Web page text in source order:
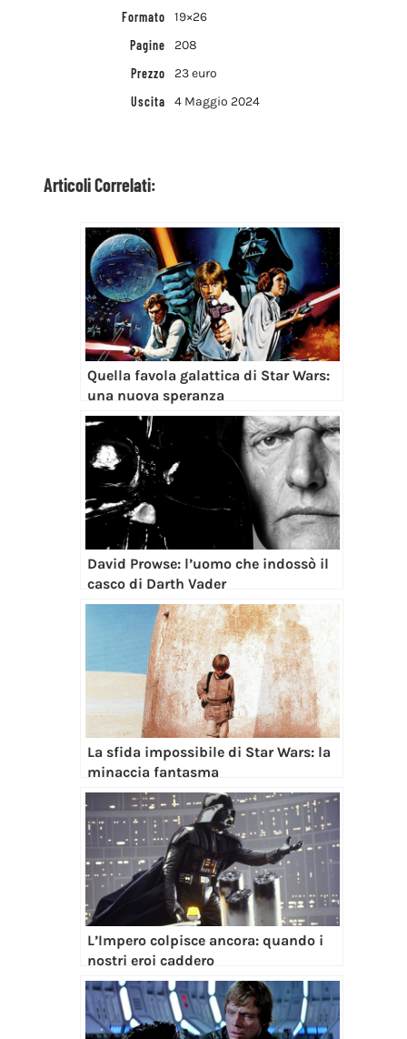
Formato
19×26
Pagine
208
Prezzo
23 euro
Uscita
4 Maggio 2024
Articoli Correlati:
Quella favola galattica di Star Wars:
una nuova speranza
David Prowse: l’uomo che indossò il
casco di Darth Vader
La sfida impossibile di Star Wars: la
minaccia fantasma
L’Impero colpisce ancora: quando i
nostri eroi caddero